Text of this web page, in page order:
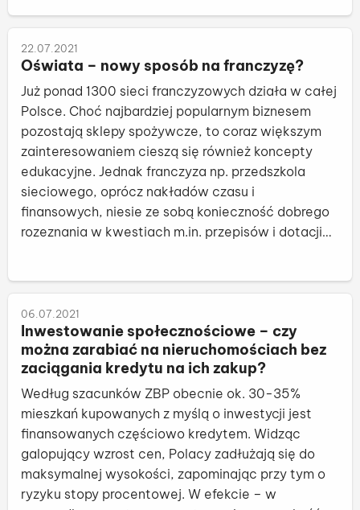
podejścia deweloperów do planowanych
inwestycji?
22.07.2021
Oświata – nowy sposób na franczyzę?
Już ponad 1300 sieci franczyzowych działa w całej
Polsce. Choć najbardziej popularnym biznesem
pozostają sklepy spożywcze, to coraz większym
zainteresowaniem cieszą się również koncepty
edukacyjne. Jednak franczyza np. przedszkola
sieciowego, oprócz nakładów czasu i
finansowych, niesie ze sobą konieczność dobrego
rozeznania w kwestiach m.in. przepisów i dotacji
06.07.2021
Inwestowanie społecznościowe – czy
można zarabiać na nieruchomościach bez
zaciągania kredytu na ich zakup?
Według szacunków ZBP obecnie ok. 30-35%
mieszkań kupowanych z myślą o inwestycji jest
finansowanych częściowo kredytem. Widząc
galopujący wzrost cen, Polacy zadłużają się do
maksymalnej wysokości, zapominając przy tym o
ryzyku stopy procentowej. W efekcie – w